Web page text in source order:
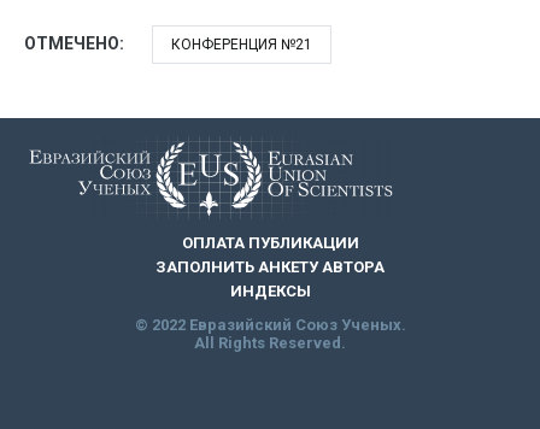
ОТМЕЧЕНО: КОНФЕРЕНЦИЯ №21
ОПЛАТА ПУБЛИКАЦИИ
ЗАПОЛНИТЬ АНКЕТУ АВТОРА
ИНДЕКСЫ
© 2022 Евразийский Союз Ученых.
All Rights Reserved.